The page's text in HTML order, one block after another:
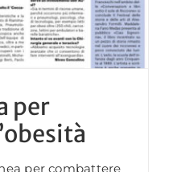
per
per combattere